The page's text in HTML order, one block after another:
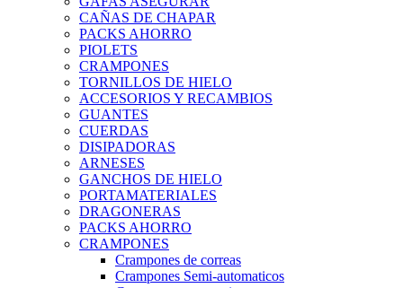
CAÑAS DE CHAPAR
PACKS AHORRO
PIOLETS
CRAMPONES
TORNILLOS DE HIELO
ACCESORIOS Y RECAMBIOS
GUANTES
CUERDAS
DISIPADORAS
ARNESES
GANCHOS DE HIELO
PORTAMATERIALES
DRAGONERAS
PACKS AHORRO
CRAMPONES
Crampones de correas
Crampones Semi-automaticos